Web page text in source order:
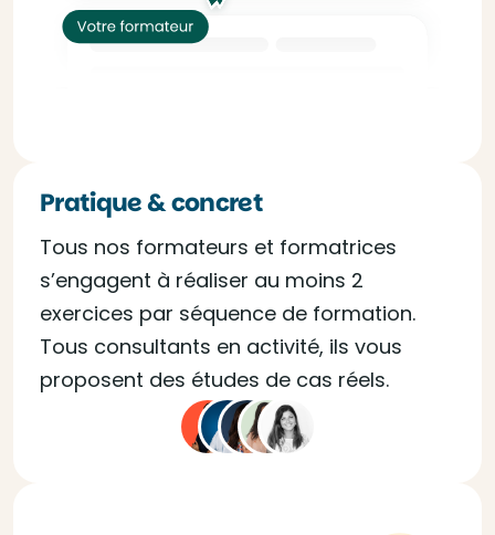
Pratique & concret
Tous nos formateurs et formatrices
s’engagent à réaliser au moins 2
exercices par séquence de formation.
Tous consultants en activité, ils vous
proposent des études de cas réels.